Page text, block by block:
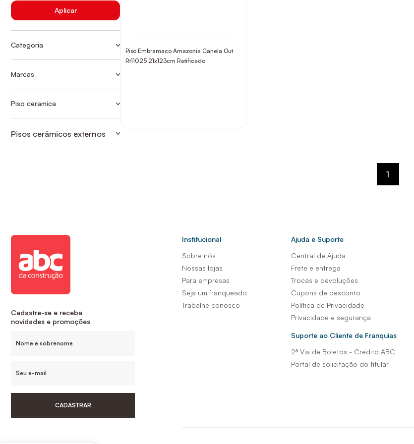
Aplicar
Categoria
Marcas
Piso ceramica
Pisos cerâmicos externos
Piso Embramaco Amazonia Canela Out
Rt11025 21x123cm Retificado
1
Cadastre-se e receba
novidades e promoções
CADASTRAR
Institucional
Sobre nós
Nossas lojas
Para empresas
Seja um franqueado
Trabalhe conosco
Ajuda e Suporte
Central de Ajuda
Frete e entrega
Trocas e devoluções
Cupons de desconto
Política de Privacidade
Privacidade e segurança
Suporte ao Cliente de Franquias
2ª Via de Boletos - Crédito ABC
Portal de solicitação do titular